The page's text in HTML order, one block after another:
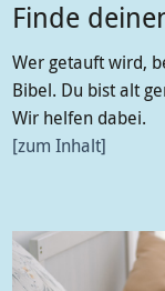
Finde
Wer getauft wird,
Bibel. Du bist alt
Wir helfen dabei.
zum Inhalt